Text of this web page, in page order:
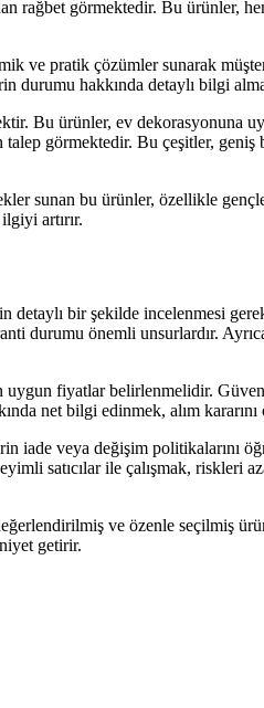
rağbet görmektedir. Bu ürünler,
ve pratik çözümler sunarak
durumu hakkında detaylı bilgi
Bu ürünler, ev dekorasyonuna
görmektedir. Bu çeşitler,
sunan bu ürünler, özellikle
artırır.
bir şekilde incelenmesi
durumu önemli unsurlardır.
uygun fiyatlar belirlenmelidir.
net bilgi edinmek, alım
iade veya değişim politikalarını
satıcılar ile çalışmak, riskleri
ve özenle seçilmiş
getirir.